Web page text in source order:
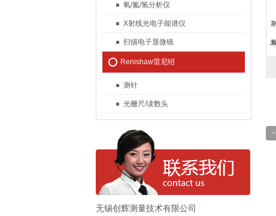
氧/氮/氢分析仪
X射线光电子能谱仪
扫描电子显微镜
Renishaw雷尼绍
测针
光栅尺/读数头
无锡创辉测量技术有限公司
<